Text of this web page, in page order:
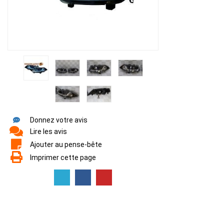
Donnez votre avis
Lire les avis
Ajouter au pense-bête
Imprimer cette page